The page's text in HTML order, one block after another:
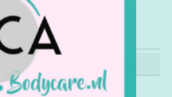
7 cm groot en worden